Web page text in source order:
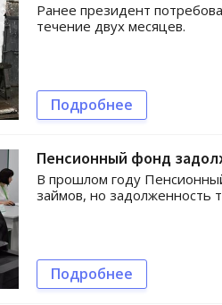
Ранее президент
течение двух месяцев.
Подробнее
Пенсионный фонд
В прошлом году
займов, но задолженность
Подробнее